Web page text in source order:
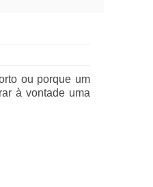
ou porque um
à vontade uma